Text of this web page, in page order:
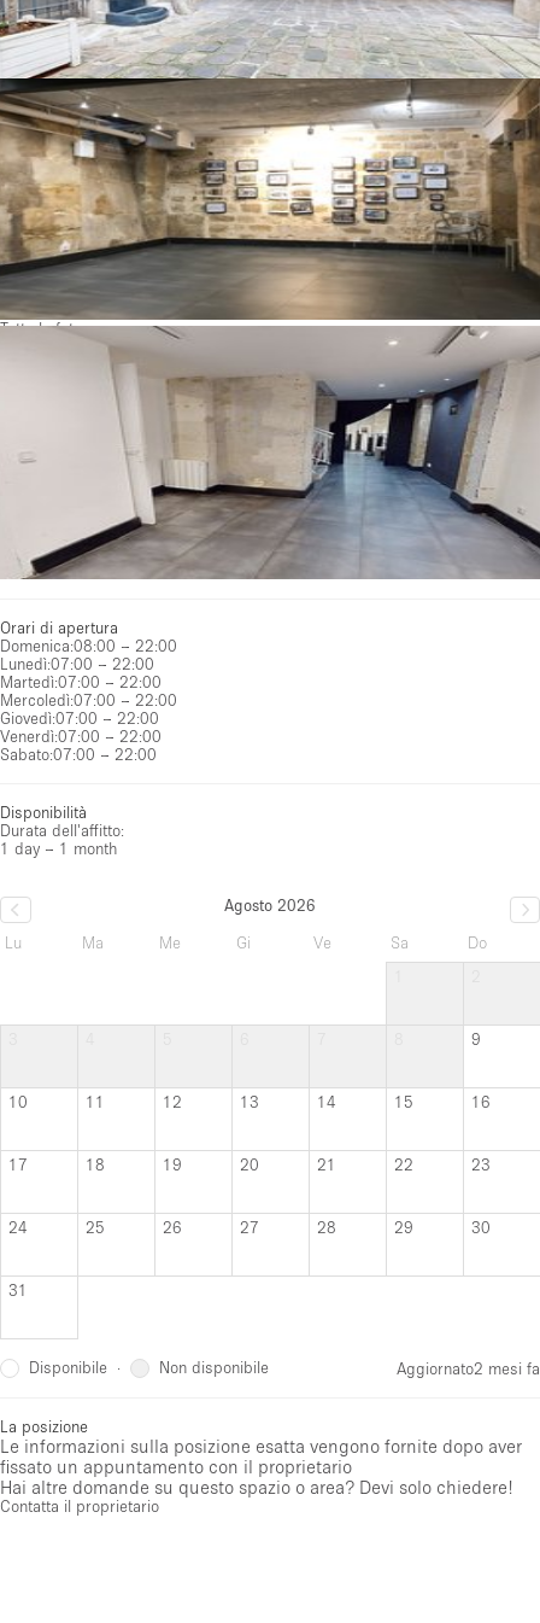
Tutte le foto
Orari di apertura
Domenica:08:00 – 22:00
Lunedì:07:00 – 22:00
Martedì:07:00 – 22:00
Mercoledì:07:00 – 22:00
Giovedì:07:00 – 22:00
Venerdì:07:00 – 22:00
Sabato:07:00 – 22:00
Disponibilità
Durata dell'affitto:
1 day – 1 month
Agosto 2026
Lu
Ma Me Gi Ve Sa
Do
9
10 11 12 13 14 15 16
17 18 19 20 21 22 23
24 25 26 27 28 29 30
31
Disponibile · Non disponibile Aggiornato2 mesi fa
La posizione
Le informazioni sulla posizione esatta vengono fornite dopo aver
fissato un appuntamento con il proprietario
Hai altre domande su questo spazio o area? Devi solo chiedere!
Contatta il proprietario